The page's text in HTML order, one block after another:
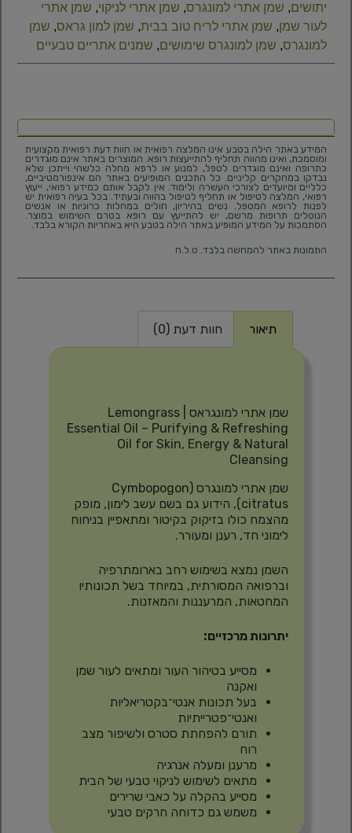
יתושים, שמן אתרי למונגרס, שמן אתרי לניקוי, שמן אתרי
לעור שמן, שמן אתרי לריח טוב בבית, שמן למון גראס, שמן
למונגרס, שמן למונגרס שימושים, שמנים אתריים טבעיים
המידע באתר הילה בטבע אינו המלצה רפואית או חוות דעת רפואית מקצועית
ומוסמכת, ואינו מהווה תחליף להתייעצות רופא. המוצרים באתר אינם מוגדרים
כתרופה ואינם מוגדרים לטפל, למנוע או לרפא מחלה כלשהי וייתכן שלא
נבדקו במחקרים קליניים. כל התכנים המופיעים באתר הם אינפורמטיביים,
כלליים ומיועדים לצורכי העשרה ולימוד. אין לקבל אותם כמידע רפואי, ייעוץ
רפואי, המלצה לטיפול או תחליף לטיפול בהווה ובעתיד. בכל בעיה רפואית יש
לפנות לרופא המטפל. נשים בהיריון, חולים במחלות כרוניות או אנשים
הנוטלים תרופות מרשם, יש להתייעץ עם רופא בטרם השימוש במוצר.
הסתמכות על המידע המופיע באתר הילה בטבע היא באחריות הקורא בלבד.
התמונות באתר להמחשה בלבד. ט.ל.ח
תיאור חוות דעת (0)
שמן אתרי למונגראס | Lemongrass
Essential Oil – Purifying & Refreshing
Oil for Skin, Energy & Natural
Cleansing
שמן אתרי למונגרס (Cymbopogon
citratus), הידוע גם בשם עשב לימון, מופק
מהצמח כולו בזיקוק בקיטור ומתאפיין בניחוח
לימוני חד, רענן ומעורר.
השמן נמצא בשימוש רחב בארומתרפיה
וברפואה המסורתית, במיוחד בשל תכונותיו
המחטאות, המרעננות והמאזנות.
יתרונות מרכזיים:
מסייע בטיהור העור ומתאים לעור שמן
ואקנה
בעל תכונות אנטי־בקטריאליות
ואנטי־פטרייתיות
תורם להפחתת סטרס ולשיפור מצב
רוח
מרענן ומעלה אנרגיה
מתאים לשימוש לניקוי טבעי של הבית
מסייע בהקלה על כאבי שרירים
משמש גם כדוחה חרקים טבעי